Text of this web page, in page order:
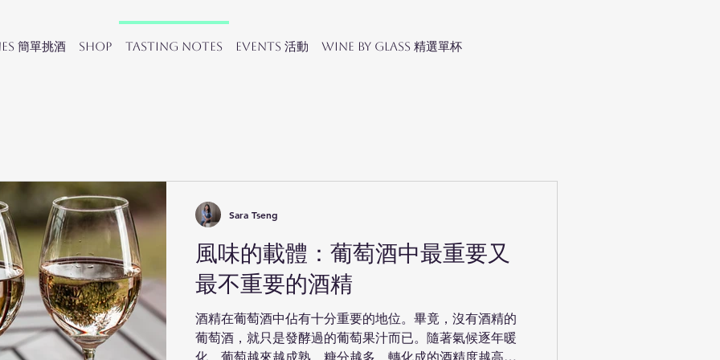
簡單挑酒 SHOP Tasting Notes Events 活動 Wine by Glass 精選單杯
風味的載體：葡萄酒中最重要又
最不重要的酒精
酒精在葡萄酒中佔有十分重要的地位。畢竟，沒有酒精的
葡萄酒，就只是發酵過的葡萄果汁而已。隨著氣候逐年暖
Sara Tseng